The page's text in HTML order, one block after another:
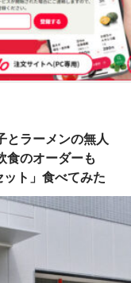
とラーメンの無人
食のオーダーも
ト」食べてみた